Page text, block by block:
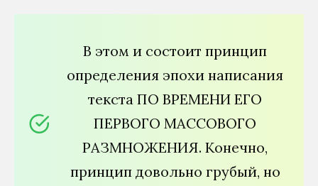
В этом и состоит принцип
определения эпохи написания
текста ПО ВРЕМЕНИ ЕГО
ПЕРВОГО МАССОВОГО
РАЗМНОЖЕНИЯ. Конечно,
принцип довольно грубый, но